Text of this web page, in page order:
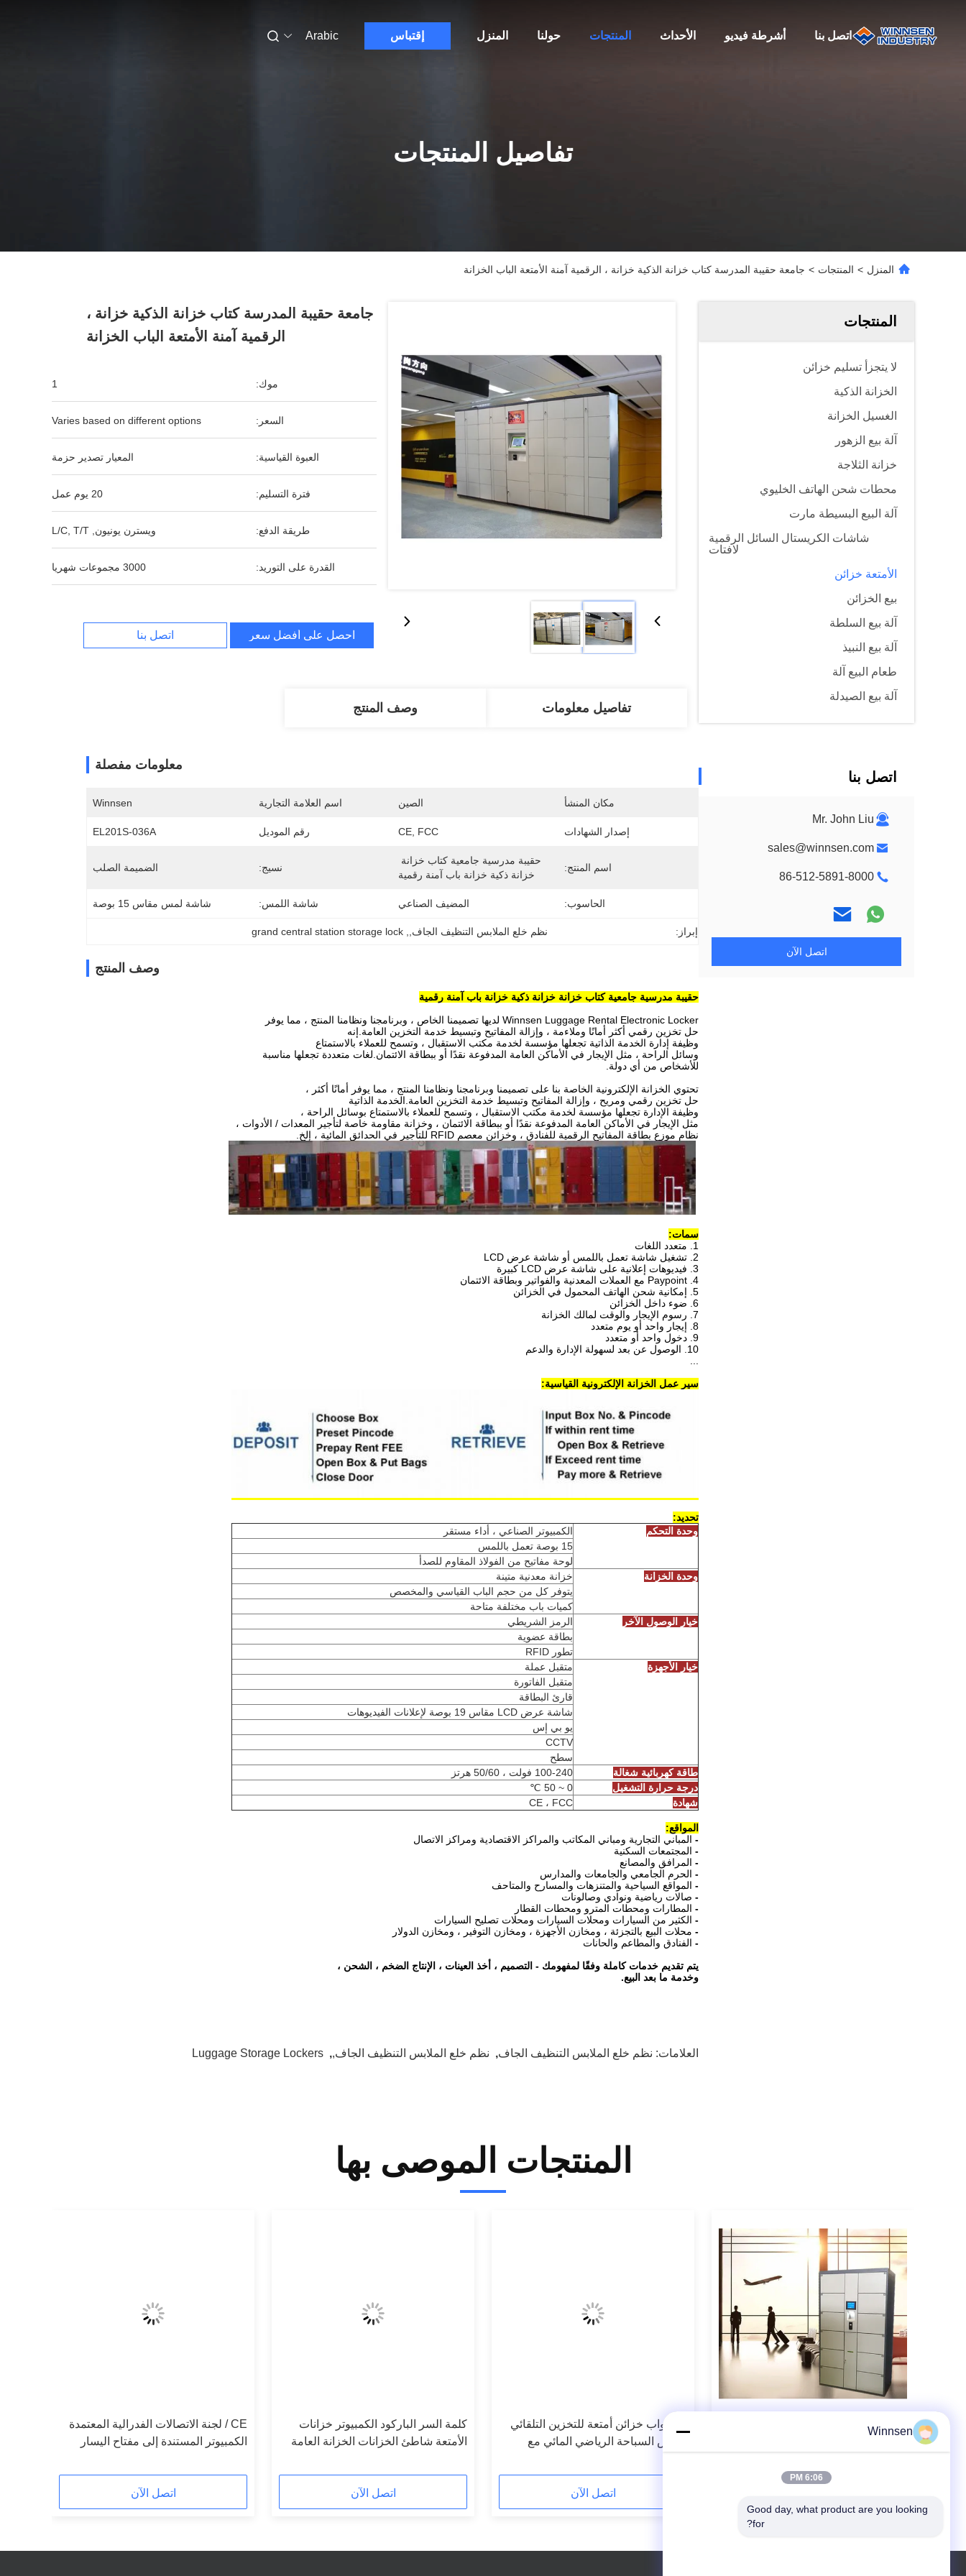
المنزل حولنا المنتجات الأحداث أشرطة فيديو اتصل بنا إقتباس Arabic
تفاصيل المنتجات
المنزل > المنتجات > جامعة حقيبة المدرسة كتاب خزانة الذكية خزانة ، الرقمية آمنة الأمتعة الباب الخزانة
المنتجات
لا يتجزأ تسليم خزائن
الخزانة الذكية
الغسيل الخزانة
آلة بيع الزهور
خزانة الثلاجة
محطات شحن الهاتف الخليوي
آلة البيع البسيطة مارت
شاشات الكريستال السائل الرقمية
لافتات
الأمتعة خزائن
بيع الخزائن
آلة بيع السلطة
آلة بيع النبيذ
طعام البيع آلة
آلة بيع الصيدلة
اتصل بنا
Mr. John Liu
sales@winnsen.com
86-512-5891-8000
اتصل الآن
جامعة حقيبة المدرسة كتاب خزانة الذكية خزانة ،
الرقمية آمنة الأمتعة الباب الخزانة
موك: 1
السعر: Varies based on different options
العبوة القياسية: المعيار تصدير حزمة
فترة التسليم: 20 يوم عمل
طريقة الدفع: ويسترن يونيون, L/C, T/T
القدرة على التوريد: 3000 مجموعات شهريا
احصل على أفضل سعر اتصل بنا
تفاصيل معلومات وصف المنتج
معلومات مفصلة
مكان المنشأ الصين اسم العلامة التجارية Winnsen
إصدار الشهادات CE, FCC رقم الموديل EL201S-036A
اسم المنتج:
خزانة ذكية خزانة باب آمنة رقمية
نسيج: الضميمة الصلب
الحاسوب: المضيف الصناعي شاشة اللمس: شاشة لمس مقاس 15 بوصة
إبراز: نظم خلع الملابس التنظيف الجاف, ,
grand central station storage lock
وصف المنتج
حقيبة مدرسية جامعية كتاب خزانة خزانة ذكية خزانة باب آمنة رقمية
Winnsen Luggage Rental Electronic Locker لديها تصميمنا الخاص ، وبرنامجنا ونظامنا المنتج ، مما يوفر
حل تخزين رقمي أكثر أمانًا وملاءمة ، وإزالة المفاتيح وتبسيط خدمة التخزين العامة.إنه
وظيفة إدارة الخدمة الذاتية تجعلها مؤسسة لخدمة مكتب الاستقبال ، وتسمح للعملاء بالاستمتاع
وسائل الراحة ، مثل الإيجار في الأماكن العامة المدفوعة نقدًا أو ببطاقة الائتمان.لغات متعددة تجعلها مناسبة
للأشخاص من أي دولة.
تحتوي الخزانة الإلكترونية الخاصة بنا على تصميمنا وبرنامجنا ونظامنا المنتج ، مما يوفر أمانًا أكثر ،
حل تخزين رقمي ومريح ، وإزالة المفاتيح وتبسيط خدمة التخزين العامة.الخدمة الذاتية
وظيفة الإدارة تجعلها مؤسسة لخدمة مكتب الاستقبال ، وتسمح للعملاء بالاستمتاع بوسائل الراحة ،
مثل الإيجار في الأماكن العامة المدفوعة نقدًا أو ببطاقة الائتمان ، وخزانة مقاومة خاصة لتأجير المعدات / الأدوات ،
نظام موزع بطاقة المفاتيح الرقمية للفنادق ، وخزائن معصم RFID للتأجير في الحدائق المائية ، إلخ.
سمات:
1. متعدد اللغات
2. تشغيل شاشة تعمل باللمس أو شاشة عرض LCD
3. فيديوهات إعلانية على شاشة عرض LCD كبيرة
4. Paypoint مع العملات المعدنية والفواتير وبطاقة الائتمان
5. إمكانية شحن الهاتف المحمول في الخزائن
6. ضوء داخل الخزائن
7. رسوم الإيجار والوقت لمالك الخزانة
8. إيجار واحد أو يوم متعدد
9. دخول واحد أو متعدد
10. الوصول عن بعد لسهولة الإدارة والدعم
سير عمل الخزانة الإلكترونية القياسية:
تحديد:
وحدة التحكم
الكمبيوتر الصناعي ، أداء مستقر
15 بوصة تعمل باللمس
لوحة مفاتيح من الفولاذ المقاوم للصدأ
وحدة الخزانة
خزانة معدنية متينة
يتوفر كل من حجم الباب القياسي والمخصص
كميات باب مختلفة متاحة
خيار الوصول الآخر
الرمز الشريطي
بطاقة عضوية
تطور RFID
خيار الأجهزة
متقبل عملة
متقبل الفاتورة
قارئ البطاقة
شاشة عرض LCD مقاس 19 بوصة لإعلانات الفيديوهات
يو بي إس
CCTV
سطح
طاقة كهربائية شغالة
100-240 فولت ، 50/60 هرتز
درجة حرارة التشغيل
0 ~ 50 ℃
شهادة
CE ، FCC
المواقع:
- المباني التجارية ومباني المكاتب والمراكز الاقتصادية ومراكز الاتصال
- المجتمعات السكنية
- المرافق والمصانع
- الحرم الجامعي والجامعات والمدارس
- المواقع السياحية والمتنزهات والمسارح والمتاحف
- صالات رياضية ونوادي وصالونات
- المطارات ومحطات المترو ومحطات القطار
- الكثير من السيارات ومحلات السيارات ومحلات تصليح السيارات
- محلات البيع بالتجزئة ، ومخازن الأجهزة ، ومخازن التوفير ، ومخازن الدولار
- الفنادق والمطاعم والحانات
يتم تقديم خدمات كاملة وفقًا لمفهومك - التصميم ، أخذ العينات ، الإنتاج الضخم ، الشحن ،
وخدمة ما بعد البيع.
العلامات: نظم خلع الملابس التنظيف الجاف, نظم خلع الملابس التنظيف الجاف,,
Luggage Storage Lockers
المنتجات الموصى بها
12 باب التخزين العام مطار الخزانة
36 أبواب خزائن أمتعة للتخزين التلقائي
لحوض السباحة الرياضي المائي مع
اتصل الآن
كلمة السر الباركود الكمبيوتر خزانات
الأمتعة شاطئ الخزانات الخزانة العامة
اتصل الآن
CE / لجنة الاتصالات الفدرالية المعتمدة
الكمبيوتر المستندة إلى مفتاح اليسار
اتصل الآن
Winnsen
6:06 PM
Good day, what product are you looking
for?